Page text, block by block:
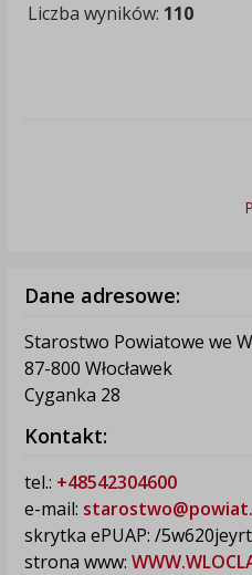
Liczba wyników: 110
Dane adresowe:
Starostwo Powiatowe we
87-800 Włocławek
Cyganka 28
Kontakt:
tel.: +48542304600
e-mail:
skrytka ePUAP: /
strona www: